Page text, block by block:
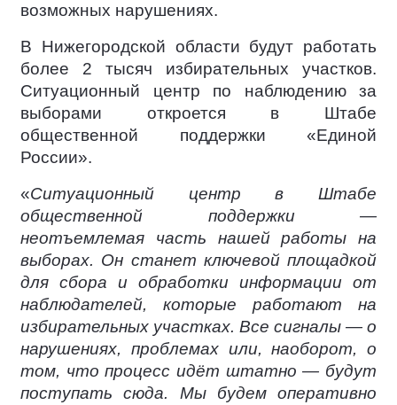
возможных нарушениях.
В Нижегородской области будут работать
более 2 тысяч избирательных участков.
Ситуационный центр по наблюдению за
выборами откроется в Штабе
общественной поддержки «Единой
России».
«Ситуационный центр в Штабе
общественной поддержки —
неотъемлемая часть нашей работы на
выборах. Он станет ключевой площадкой
для сбора и обработки информации от
наблюдателей, которые работают на
избирательных участках. Все сигналы — о
нарушениях, проблемах или, наоборот, о
том, что процесс идёт штатно — будут
поступать сюда. Мы будем оперативно